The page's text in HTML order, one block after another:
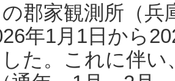
郡家観測所（
年1月1日から
た。これに伴い